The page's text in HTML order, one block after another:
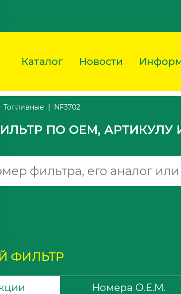
Каталог Новости
Топливные NF3702
ПО OEM,
ФИЛЬТР
Номера O.E.M.